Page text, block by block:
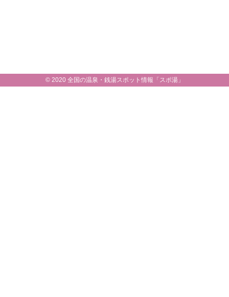
© 2020 全国の温泉・銭湯スポット情報「スポ湯」